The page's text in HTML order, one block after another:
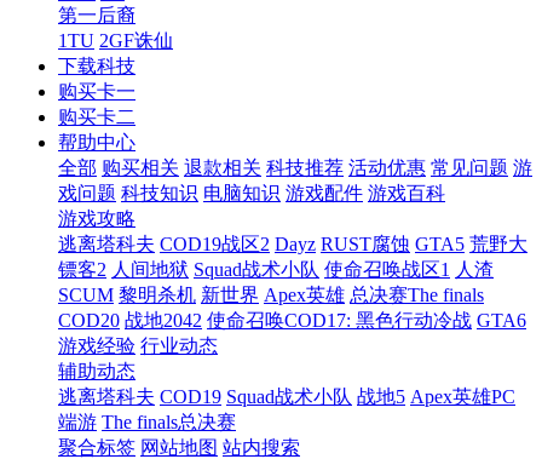
第一后裔
1TU 2GF诛仙
下载科技
购买卡一
购买卡二
帮助中心
全部 购买相关 退款相关 科技推荐 活动优惠 常见问题 游
戏问题 科技知识 电脑知识 游戏配件 游戏百科
游戏攻略
逃离塔科夫 COD19战区2 Dayz RUST腐蚀 GTA5 荒野大
镖客2 人间地狱 Squad战术小队 使命召唤战区1 人渣
SCUM 黎明杀机 新世界 Apex英雄 总决赛The finals
COD20 战地2042 使命召唤COD17: 黑色行动冷战 GTA6
游戏经验 行业动态
辅助动态
逃离塔科夫 COD19 Squad战术小队 战地5 Apex英雄PC
端游 The finals总决赛
聚合标签 网站地图 站内搜索